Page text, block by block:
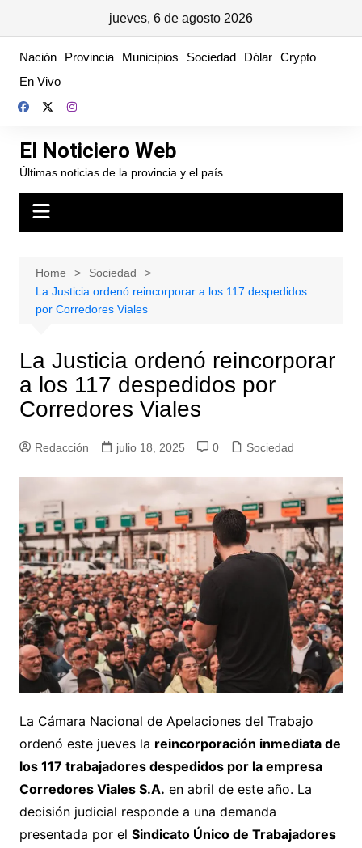
jueves, 6 de agosto 2026
content
Nación Provincia Municipios Sociedad Dólar Crypto
En Vivo
El Noticiero Web
Últimas noticias de la provincia y el país
Home
Sociedad
La Justicia ordenó reincorporar a los 117 despedidos
por Corredores Viales
La Justicia ordenó reincorporar
a los 117 despedidos por
Corredores Viales
Redacción julio 18, 2025 0 Sociedad
La Cámara Nacional de Apelaciones del Trabajo
ordenó este jueves la reincorporación inmediata de
los 117 trabajadores despedidos por la empresa
Corredores Viales S.A. en abril de este año. La
decisión judicial responde a una demanda
presentada por el Sindicato Único de Trabajadores